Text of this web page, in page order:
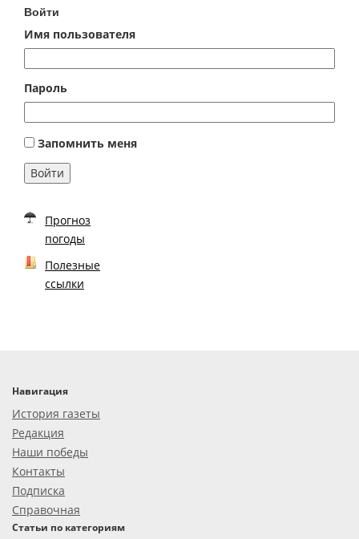
Войти
Имя пользователя
Пароль
Запомнить меня
Войти
Прогноз
погоды
Полезные
ссылки
Навигация
История газеты
Редакция
Наши победы
Контакты
Подписка
Справочная
Статьи по категориям